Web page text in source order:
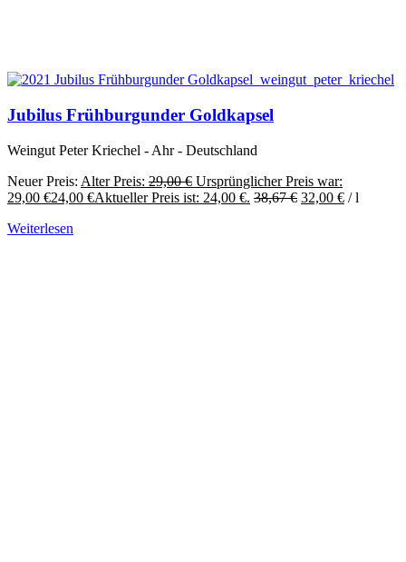
Jubilus Frühburgunder Goldkapsel
Weingut Peter Kriechel - Ahr - Deutschland
Neuer Preis: Alter Preis: 29,00€ Ursprünglicher Preis war:
29,00 €24,00 €Aktueller Preis ist: 24,00 €. 38,67€ 32,00 € /l
Weiterlesen